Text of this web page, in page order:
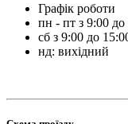
Графік роботи
пн - пт з 9:00 до
сб з 9:00 до
нд: вихідний